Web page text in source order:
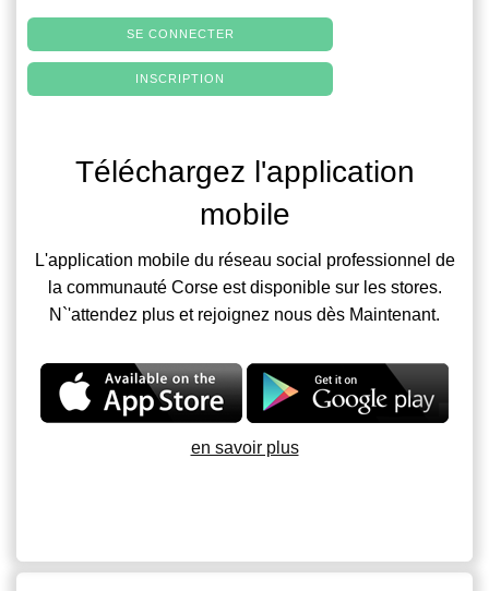
SE CONNECTER
INSCRIPTION
Téléchargez l'application
mobile
L'application mobile du réseau social professionnel de
la communauté Corse est disponible sur les stores.
N`'attendez plus et rejoignez nous dès Maintenant.
en savoir plus